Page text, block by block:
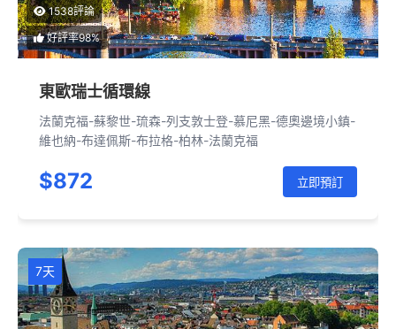
1538評論
好評率98%
東歐瑞士循環線
法蘭克福-蘇黎世-琉森-列支敦士登-慕尼黑-德奧邊境小鎮-
維也納-布達佩斯-布拉格-柏林-法蘭克福
$872 立即預訂
7天